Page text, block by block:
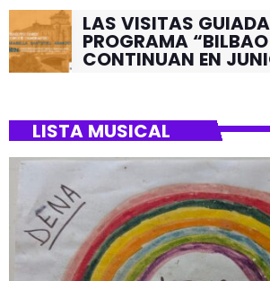
LAS VISITAS
PROGRAMA
CONTINUAN EN
LISTA MUSICAL